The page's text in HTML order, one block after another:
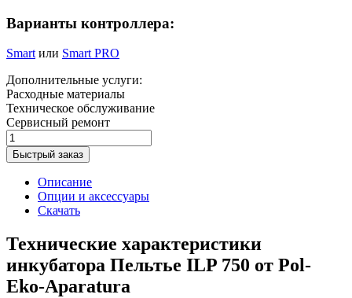
Варианты контроллера:
Smart или Smart PRO
Дополнительные услуги:
Расходные материалы
Техническое обслуживание
Сервисный ремонт
Быстрый заказ
Описание
Опции и аксессуары
Скачать
Технические характеристики
инкубатора Пельтье ILP 750 от Pol-
Eko-Aparatura